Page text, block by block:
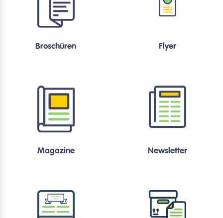
Broschüren Flyer
Magazine Newsletter